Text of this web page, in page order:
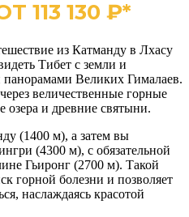
113 130 ₽*
из Катманду в Лхасу
Тибет с земли и
Великих Гималаев.
величественные горные
озера и древние святыни.
(1400 м), а затем вы
(4300 м), с обязательной
Гьиронг (2700 м). Такой
горной болезни и позволяет
наслаждаясь красотой